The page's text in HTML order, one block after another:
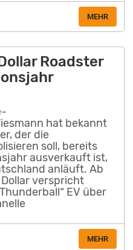
MEHR
Roadster
hat bekannt
der die
soll, bereits
ausverkauft ist,
anläuft. Ab
verspricht
EV über
MEHR